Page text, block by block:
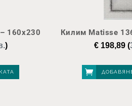
160х230
)
Килим Matisse
€198,89(